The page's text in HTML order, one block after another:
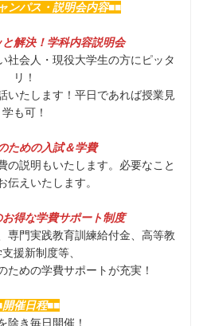
ンパス・説明会内容■■
解決！学科内容説明会
社会人・現役大学生の方にピッタ
リ！
いたします！平日であれば授業見
学も可！
ための入試＆学費
の説明もいたします。必要なこと
伝えいたします。
得な学費サポート制度
専門実践教育訓練給付金、高等教
援新制度等、
ための学費サポートが充実！
開催日程■■
除き毎日開催！